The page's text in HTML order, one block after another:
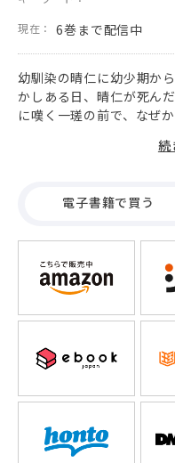
現在：
6巻まで配信中
幼馴染の晴仁に幼少期か
かしある日、晴仁が死ん
に嘆く一瑳の前で、なぜ
ふとした仕草も何もかも
割とは、名づけの意味
開幕。
続
電子書籍で買う